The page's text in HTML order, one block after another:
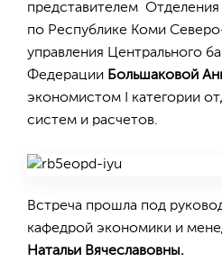
представителем
по Республике Коми
управления Центрального
Федерации Большаковой
экономистом I категории
систем и расчетов.
Встреча прошла под
кафедрой экономики и
Натальи Вячеславовны.